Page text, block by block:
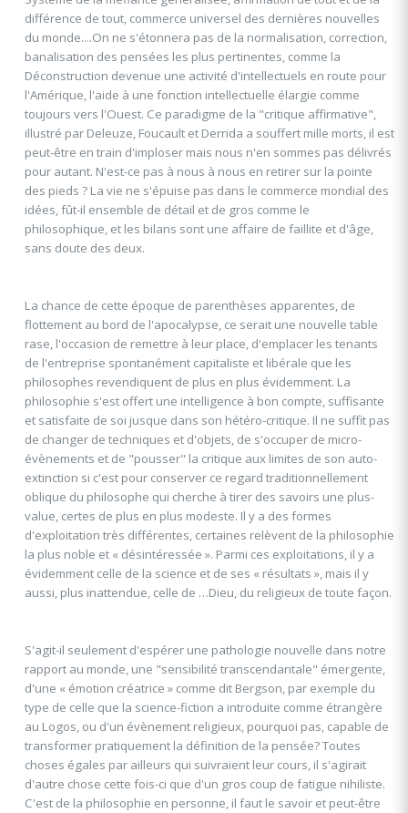
différence de tout, commerce universel des dernières nouvelles
du monde....On ne s'étonnera pas de la normalisation, correction,
banalisation des pensées les plus pertinentes, comme la
Déconstruction devenue une activité d'intellectuels en route pour
l'Amérique, l'aide à une fonction intellectuelle élargie comme
toujours vers l'Ouest. Ce paradigme de la "critique affirmative",
illustré par Deleuze, Foucault et Derrida a souffert mille morts, il est
peut-être en train d'imploser mais nous n'en sommes pas délivrés
pour autant. N'est-ce pas à nous à nous en retirer sur la pointe
des pieds ? La vie ne s'épuise pas dans le commerce mondial des
idées, fût-il ensemble de détail et de gros comme le
philosophique, et les bilans sont une affaire de faillite et d'âge,
sans doute des deux.
La chance de cette époque de parenthèses apparentes, de
flottement au bord de l'apocalypse, ce serait une nouvelle table
rase, l'occasion de remettre à leur place, d'emplacer les tenants
de l'entreprise spontanément capitaliste et libérale que les
philosophes revendiquent de plus en plus évidemment. La
philosophie s'est offert une intelligence à bon compte, suffisante
et satisfaite de soi jusque dans son hétéro-critique. Il ne suffit pas
de changer de techniques et d'objets, de s'occuper de micro-
évènements et de "pousser" la critique aux limites de son auto-
extinction si c'est pour conserver ce regard traditionnellement
oblique du philosophe qui cherche à tirer des savoirs une plus-
value, certes de plus en plus modeste. Il y a des formes
d'exploitation très différentes, certaines relèvent de la philosophie
la plus noble et « désintéressée ». Parmi ces exploitations, il y a
évidemment celle de la science et de ses « résultats », mais il y
aussi, plus inattendue, celle de …Dieu, du religieux de toute façon.
S'agit-il seulement d'espérer une pathologie nouvelle dans notre
rapport au monde, une "sensibilité transcendantale" émergente,
d'une « émotion créatrice » comme dit Bergson, par exemple du
type de celle que la science-fiction a introduite comme étrangère
au Logos, ou d'un évènement religieux, pourquoi pas, capable de
transformer pratiquement la définition de la pensée? Toutes
choses égales par ailleurs qui suivraient leur cours, il s'agirait
d'autre chose cette fois-ci que d'un gros coup de fatigue nihiliste.
C'est de la philosophie en personne, il faut le savoir et peut-être